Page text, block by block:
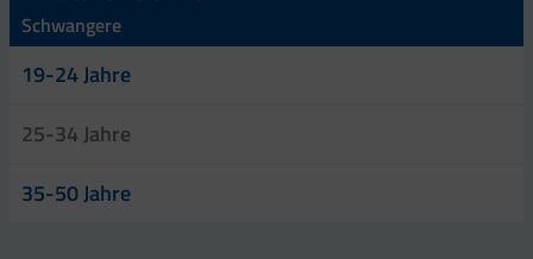
Schwangere
19-24 Jahre
25-34 Jahre
35-50 Jahre